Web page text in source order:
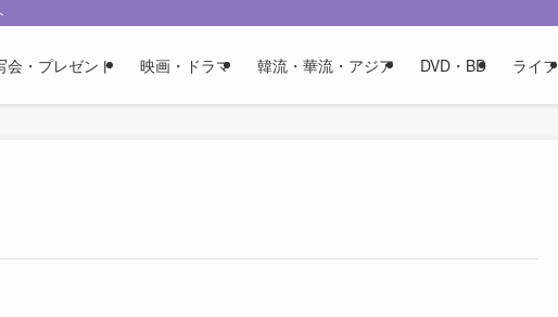
会・プレゼント 映画・ドラマ 韓流・華流・アジア DVD・BD ライフ